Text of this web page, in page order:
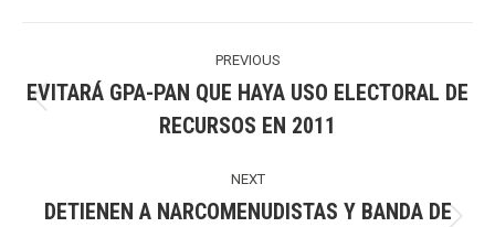
PREVIOUS
post:
EVITARÁ GPA-PAN QUE HAYA USO ELECTORAL DE
RECURSOS EN 2011
NEXT
DETIENEN A NARCOMENUDISTAS Y BANDA DE